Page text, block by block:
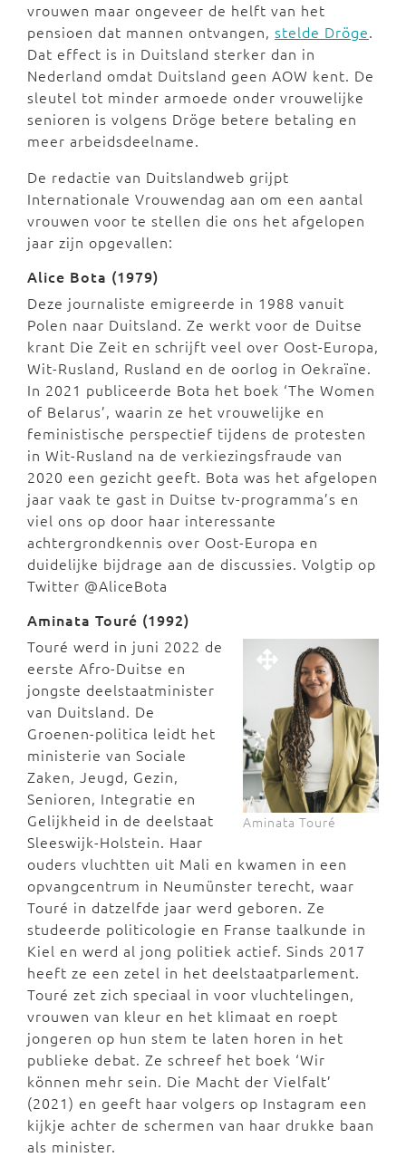
vrouwen maar ongeveer de helft van het
pensioen dat mannen ontvangen, stelde Dröge.
Dat effect is in Duitsland sterker dan in
Nederland omdat Duitsland geen AOW kent. De
sleutel tot minder armoede onder vrouwelijke
senioren is volgens Dröge betere betaling en
meer arbeidsdeelname.
De redactie van Duitslandweb grijpt
Internationale Vrouwendag aan om een aantal
vrouwen voor te stellen die ons het afgelopen
jaar zijn opgevallen:
Alice Bota (1979)
Deze journaliste emigreerde in 1988 vanuit
Polen naar Duitsland. Ze werkt voor de Duitse
krant Die Zeit en schrijft veel over Oost-Europa,
Wit-Rusland, Rusland en de oorlog in Oekraïne.
In 2021 publiceerde Bota het boek ‘The Women
of Belarus’, waarin ze het vrouwelijke en
feministische perspectief tijdens de protesten
in Wit-Rusland na de verkiezingsfraude van
2020 een gezicht geeft. Bota was het afgelopen
jaar vaak te gast in Duitse tv-programma’s en
viel ons op door haar interessante
achtergrondkennis over Oost-Europa en
duidelijke bijdrage aan de discussies. Volgtip op
Twitter @AliceBota
Aminata Touré (1992)
Aminata Touré
Touré werd in juni 2022 de
eerste Afro-Duitse en
jongste deelstaatminister
van Duitsland. De
Groenen-politica leidt het
ministerie van Sociale
Zaken, Jeugd, Gezin,
Senioren, Integratie en
Gelijkheid in de deelstaat
Sleeswijk-Holstein. Haar
ouders vluchtten uit Mali en kwamen in een
opvangcentrum in Neumünster terecht, waar
Touré in datzelfde jaar werd geboren. Ze
studeerde politicologie en Franse taalkunde in
Kiel en werd al jong politiek actief. Sinds 2017
heeft ze een zetel in het deelstaatparlement.
Touré zet zich speciaal in voor vluchtelingen,
vrouwen van kleur en het klimaat en roept
jongeren op hun stem te laten horen in het
publieke debat. Ze schreef het boek ‘Wir
können mehr sein. Die Macht der Vielfalt’
(2021) en geeft haar volgers op Instagram een
kijkje achter de schermen van haar drukke baan
als minister.